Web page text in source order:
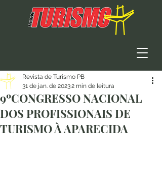
9ºCONGRESSO NACIONAL
DOS PROFISSIONAIS DE
TURISMO À APARECIDA
Revista de Turismo PB
31 de jan. de 20232 min de leitura